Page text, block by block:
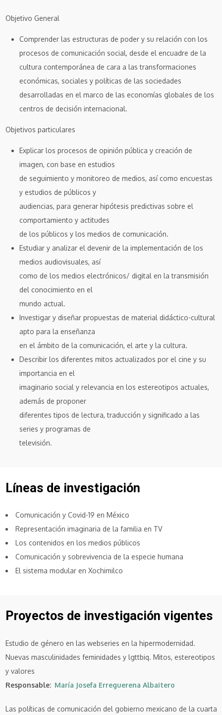
Objetivo General
Comprender las estructuras de poder y su relación con los
procesos de comunicación social, desde el encuadre de la
cultura contemporánea de cara a las transformaciones
económicas, sociales y políticas de las sociedades
desarrolladas en el marco de las economías globales de los
centros de decisión internacional.
Objetivos particulares
Explicar los procesos de opinión pública y creación de
imagen, con base en estudios
de seguimiento y monitoreo de medios, así como encuestas
y estudios de públicos y
audiencias, para generar hipótesis predictivas sobre el
comportamiento y actitudes
de los públicos y los medios de comunicación.
Estudiar y analizar el devenir de la implementación de los
medios audiovisuales, así
como de los medios electrónicos/ digital en la transmisión
del conocimiento en el
mundo actual.
Investigar y diseñar propuestas de material didáctico-cultural
apto para la enseñanza
en el ámbito de la comunicación, el arte y la cultura.
Describir los diferentes mitos actualizados por el cine y su
importancia en el
imaginario social y relevancia en los estereotipos actuales,
además de proponer
diferentes tipos de lectura, traducción y significado a las
series y programas de
televisión.
Líneas de investigación
Comunicación y Covid-19 en México
Representación imaginaria de la familia en TV
Los contenidos en los medios públicos
Comunicación y sobrevivencia de la especie humana
El sistema modular en Xochimilco
Proyectos de investigación vigentes
Estudio de género en las webseries en la hipermodernidad.
Nuevas masculinidades feminidades y lgttbiq. Mitos, estereotipos
y valores
Responsable
María Josefa Erreguerena Albaitero
Las políticas de comunicación del gobierno mexicano de la cuarta